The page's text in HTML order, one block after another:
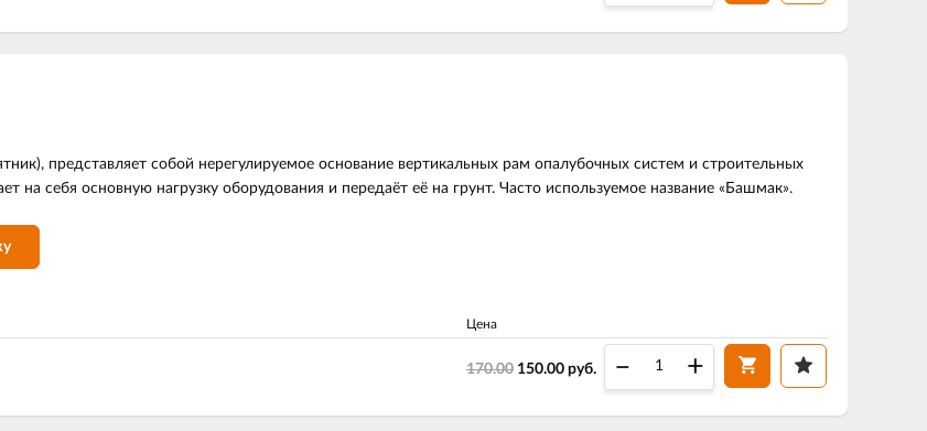
представляет собой нерегулируемое основание вертикальных рам опалубочных систем и строительных
на себя основную нагрузку оборудования и передаёт её на грунт. Часто используемое название «Башмак».
Цена
170.00 150.00 руб. – +